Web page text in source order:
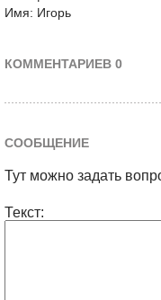
Имя: Игорь
КОММЕНТАРИЕВ 0
СООБЩЕНИЕ
Тут можно задать
Текст: